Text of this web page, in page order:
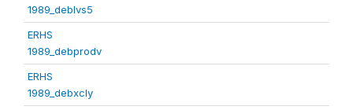
1989_deblvs5
ERHS
1989_debprodv
ERHS
1989_debxcly